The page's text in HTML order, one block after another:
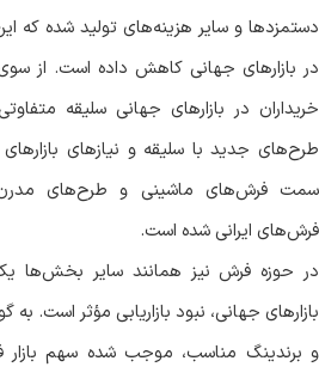
دستمزدها و سایر هزینه‌های تولید شده که
در بازارهای جهانی کاهش داده است. از
خریداران در بازار‌های جهانی سلیقه
طرح‌های جدید با سلیقه و نیازهای
سمت فرش‌های ماشینی و طرح‌های
فرش‌های ایرانی شده است.
در حوزه فرش نیز همانند سایر بخش‌ها
بازارهای جهانی، نبود بازاریابی مؤثر است. به
و برندینگ مناسب، موجب شده سهم بازار